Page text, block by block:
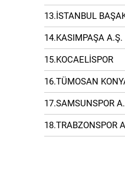
13.İSTANBUL
14.KASIMPAŞA A.Ş.
15.KOCAELİSPOR
16.TÜMOSAN
17.SAMSUNSPOR
18.TRABZONSPOR